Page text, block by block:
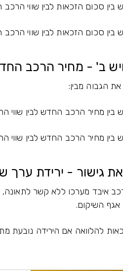
סכום הזכאות לבין שווי הרכב
בין סכום הזכאות לבין שווי הרכב
ב' - מחיר הרכב
הגבוה מבין:
בין מחיר הרכב החדש לבין שווי
בין מחיר הרכב החדש לבין שווי
גישור - ירידת ערך
איבד מערכו ללא קשר לתאונה,
השיקום.
זכאות להלוואה אם הירידה נובעת